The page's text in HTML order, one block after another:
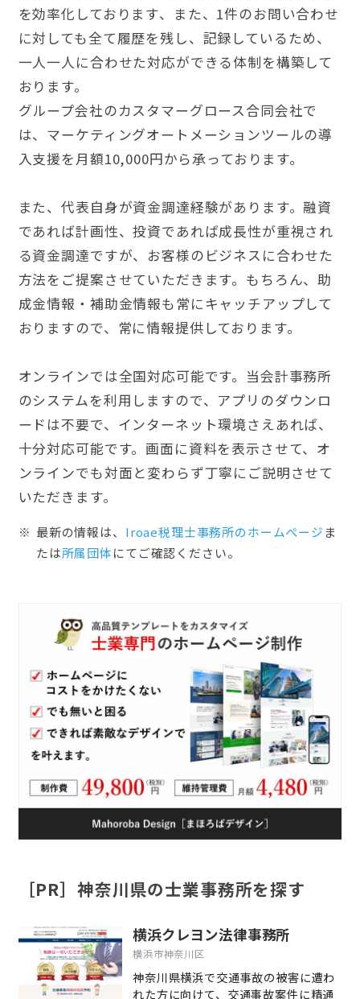
を効率化しております、また、1件のお問い合わせ
に対しても全て履歴を残し、記録しているため、
一人一人に合わせた対応ができる体制を構築して
おります。
グループ会社のカスタマーグロース合同会社で
は、マーケティングオートメーションツールの導
入支援を月額10,000円から承っております。
また、代表自身が資金調達経験があります。融資
であれば計画性、投資であれば成長性が重視され
る資金調達ですが、お客様のビジネスに合わせた
方法をご提案させていただきます。もちろん、助
成金情報・補助金情報も常にキャッチアップして
おりますので、常に情報提供しております。
オンラインでは全国対応可能です。当会計事務所
のシステムを利用しますので、アプリのダウンロ
ードは不要で、インターネット環境さえあれば、
十分対応可能です。画面に資料を表示させて、オ
ンラインでも対面と変わらず丁寧にご説明させて
いただきます。
最新の情報は、 Iroae税理士事務所のホームぺージ ま
たは所属団体にてご確認ください。
［PR］神奈川県の士業事務所を探す
横浜クレヨン法律事務所
横浜市神奈川区
神奈川県横浜で交通事故の被害に遭わ
れた方に向けて、交通事故案件に精通